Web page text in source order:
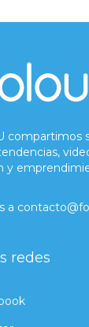
compartimos
y
a
redes